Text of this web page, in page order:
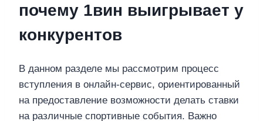
почему 1вин выигрывает у
конкурентов
В данном разделе мы рассмотрим процесс
вступления в онлайн-сервис, ориентированный
на предоставление возможности делать ставки
на различные спортивные события. Важно